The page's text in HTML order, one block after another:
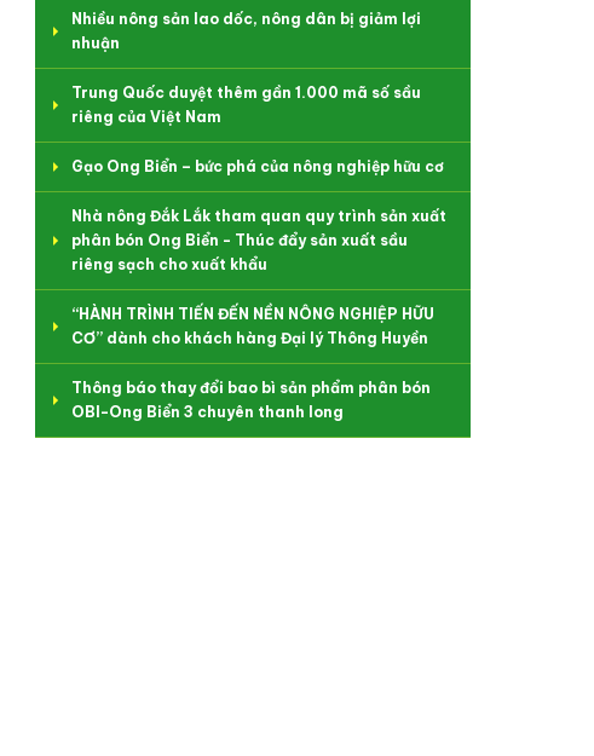
Nhiều nông sản lao dốc, nông dân bị giảm lợi
nhuận
Trung Quốc duyệt thêm gần 1.000 mã số sầu
riêng của Việt Nam
Gạo Ong Biển – bức phá của nông nghiệp hữu cơ
Nhà nông Đắk Lắk tham quan quy trình sản xuất
phân bón Ong Biển - Thúc đẩy sản xuất sầu
riêng sạch cho xuất khẩu
“HÀNH TRÌNH TIẾN ĐẾN NỀN NÔNG NGHIỆP HỮU
CƠ” dành cho khách hàng Đại lý Thông Huyền
Thông báo thay đổi bao bì sản phẩm phân bón
OBI-Ong Biển 3 chuyên thanh long